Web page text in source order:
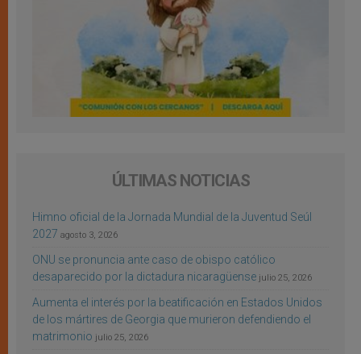
ÚLTIMAS NOTICIAS
Himno oficial de la Jornada Mundial de la Juventud Seúl
2027 agosto 3, 2026
ONU se pronuncia ante caso de obispo católico
desaparecido por la dictadura nicaragüense julio 25, 2026
Aumenta el interés por la beatificación en Estados Unidos
de los mártires de Georgia que murieron defendiendo el
matrimonio julio 25, 2026